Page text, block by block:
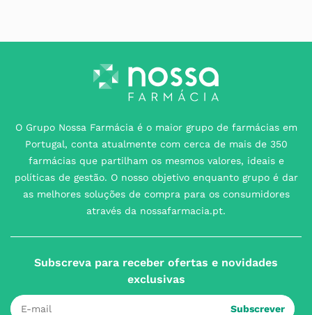
O Grupo Nossa Farmácia é o maior grupo de farmácias em
Portugal, conta atualmente com cerca de mais de 350
farmácias que partilham os mesmos valores, ideais e
políticas de gestão. O nosso objetivo enquanto grupo é dar
as melhores soluções de compra para os consumidores
através da nossafarmacia.pt.
Subscreva para receber ofertas e novidades
exclusivas
Subscrever